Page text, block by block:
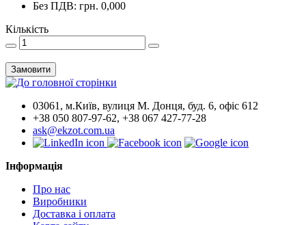
Без ПДВ: грн. 0,000
Кількість
Замовити
03061, м.Київ, вулиця М. Донця, буд. 6, офіс 612
+38 050 807-97-62, +38 067 427-77-28
ask@ekzot.com.ua
Інформація
Про нас
Виробники
Доставка і оплата